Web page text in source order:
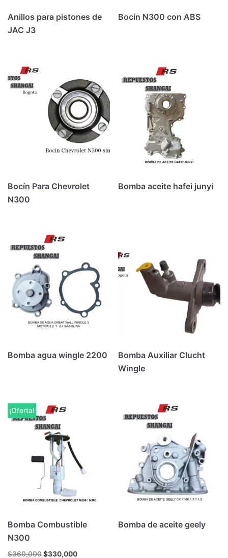
Anillos para pistones de
JAC J3
Bocín N300 con ABS
Bocín Para Chevrolet
N300
Bomba aceite hafei junyi
Bomba agua wingle 2200
Bomba Auxiliar Clucht
Wingle
¡Oferta!
Bomba Combustible
N300
$360,000$330,000
Bomba de aceite geely